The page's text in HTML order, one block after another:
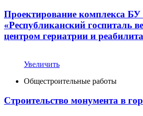
Проектирование комплекса
«Республиканский госпиталь
центром гериатрии и
Увеличить
Общестроительные работы
Cтроительство монумента в